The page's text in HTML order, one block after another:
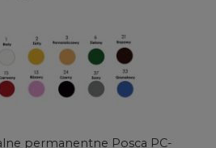
permanentne Posca PC-